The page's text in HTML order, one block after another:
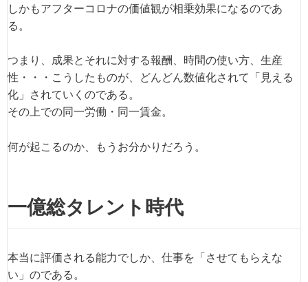
しかもアフターコロナの価値観が相乗効果になるのであ
る。
つまり、成果とそれに対する報酬、時間の使い方、生産
性・・・こうしたものが、どんどん数値化されて「見える
化」されていくのである。
その上での同一労働・同一賃金。
何が起こるのか、もうお分かりだろう。
一億総タレント時代
本当に評価される能力でしか、仕事を「させてもらえな
い」のである。